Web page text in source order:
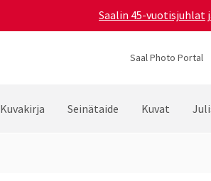
Saalin 45-vuotisjuhlat
Saal Photo Portal
Kuvakirja Seinätaide Kuvat